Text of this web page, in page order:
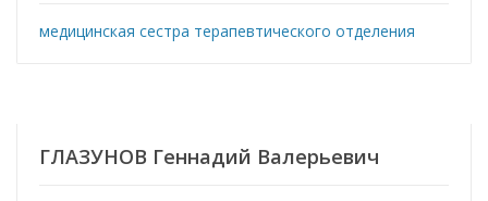
медицинская сестра терапевтического отделения
ГЛАЗУНОВ Геннадий Валерьевич